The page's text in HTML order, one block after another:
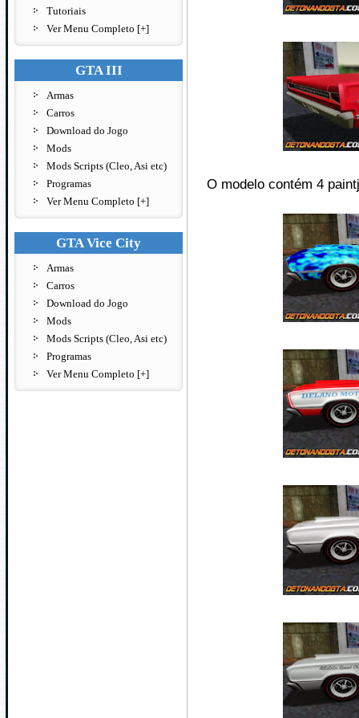
Tutoriais
Ver Menu Completo [+]
GTA III
Armas
Carros
Download do Jogo
Mods
Mods Scripts (Cleo, Asi etc)
Programas
Ver Menu Completo [+]
GTA Vice City
Armas
Carros
Download do Jogo
Mods
Mods Scripts (Cleo, Asi etc)
Programas
Ver Menu Completo [+]
O modelo contém 4